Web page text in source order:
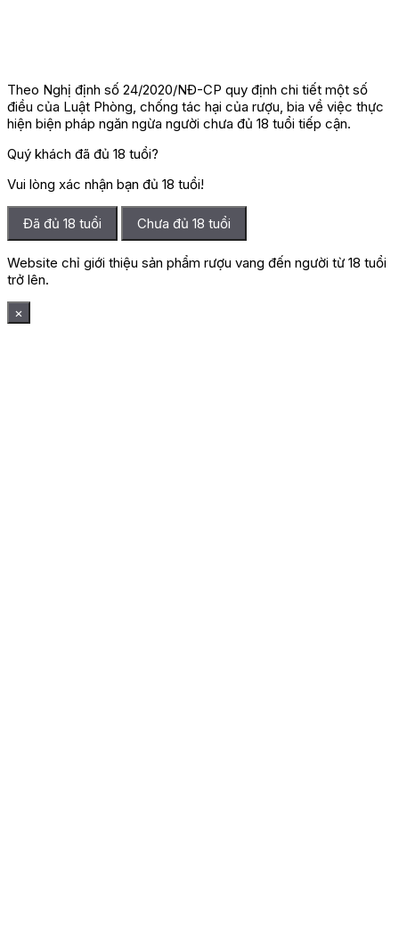
Theo Nghị định số 24/2020/NĐ-CP quy định chi tiết một số
điều của Luật Phòng, chống tác hại của rượu, bia về việc thực
hiện biện pháp ngăn ngừa người chưa đủ 18 tuổi tiếp cận.
Quý khách đã đủ 18 tuổi?
Vui lòng xác nhận bạn đủ 18 tuổi!
Đã đủ 18 tuổi Chưa đủ 18 tuổi
Website chỉ giới thiệu sản phẩm rượu vang đến người từ 18 tuổi
trở lên.
×